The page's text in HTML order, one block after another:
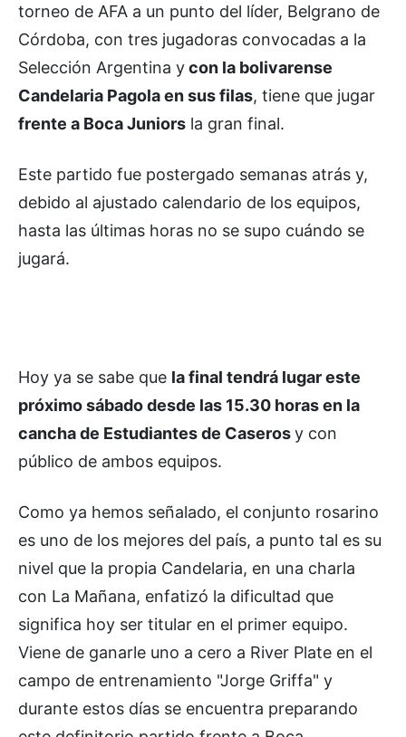
torneo de AFA a un punto del líder, Belgrano de
Córdoba, con tres jugadoras convocadas a la
Selección Argentina ycon la bolivarense
Candelaria Pagola en sus filas, tiene que jugar
frente a Boca Juniors la gran final.
Este partido fue postergado semanas atrás y,
debido al ajustado calendario de los equipos,
hasta las últimas horas no se supo cuándo se
jugará.
Hoy ya se sabe que la final tendrá lugar este
próximo sábado desde las 15.30 horas en la
cancha de Estudiantes de Caserosy con
público de ambos equipos.
Como ya hemos señalado, el conjunto rosarino
es uno de los mejores del país, a punto tal es su
nivel que la propia Candelaria, en una charla
con La Mañana, enfatizó la dificultad que
significa hoy ser titular en el primer equipo.
Viene de ganarle uno a cero a River Plate en el
campo de entrenamiento "Jorge Griffa" y
durante estos días se encuentra preparando